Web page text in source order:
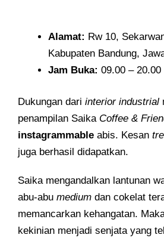
Alamat: Rw 10,
Kabupaten Bandung,
Jam Buka: 09.00 –
Dukungan dari interior industrial
penampilan Saika Coffee &
instagrammable abis. Kesan
juga berhasil didapatkan.
Saika mengandalkan lantunan
abu-abu medium dan cokelat
memancarkan kehangatan.
kekinian menjadi senjata yang